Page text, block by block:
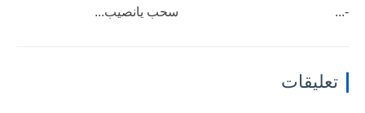
-...
سحب يانصيب...
تعليقات